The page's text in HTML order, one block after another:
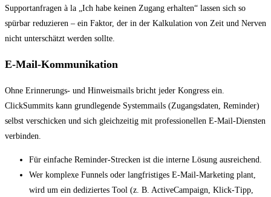
Supportanfragen à la „Ich habe keinen Zugang erhalten“ lassen sich so
spürbar reduzieren – ein Faktor, der in der Kalkulation von Zeit und Nerven
nicht unterschätzt werden sollte.
E-Mail-Kommunikation
Ohne Erinnerungs- und Hinweismails bricht jeder Kongress ein.
ClickSummits kann grundlegende Systemmails (Zugangsdaten, Reminder)
selbst verschicken und sich gleichzeitig mit professionellen E-Mail-Diensten
verbinden.
Für einfache Reminder-Strecken ist die interne Lösung ausreichend.
Wer komplexe Funnels oder langfristiges E-Mail-Marketing plant,
wird um ein dediziertes Tool (z. B. ActiveCampaign, Klick-Tipp,